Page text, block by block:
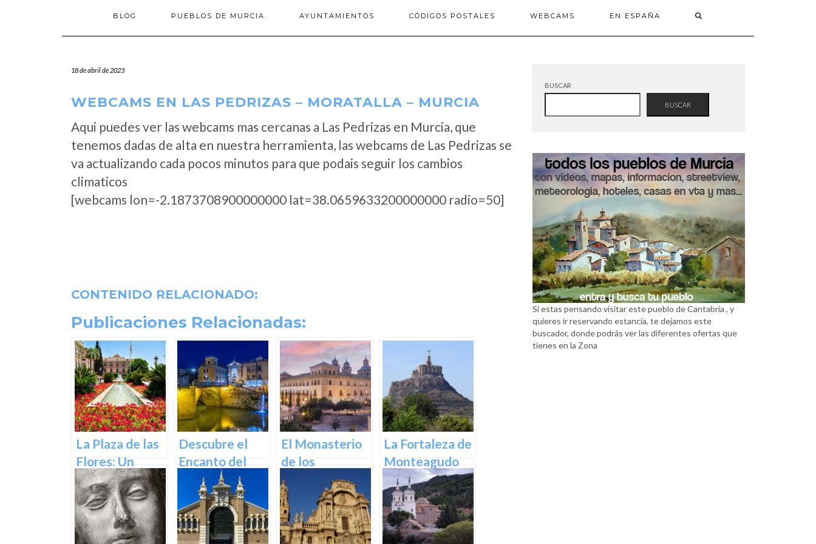
BLOG PUEBLOS DE MURCIA AYUNTAMIENTOS CÓDIGOS POSTALES WEBCAMS EN ESPAÑA
18 de abril de 2023
WEBCAMS EN LAS PEDRIZAS – MORATALLA – MURCIA
Aqui puedes ver las webcams mas cercanas a Las Pedrizas en Murcia, que
tenemos dadas de alta en nuestra herramienta, las webcams de Las Pedrizas se
va actualizando cada pocos minutos para que podais seguir los cambios
climaticos
[webcams lon=-2.1873708900000000 lat=38.0659633200000000 radio=50]
CONTENIDO RELACIONADO:
Publicaciones Relacionadas:
La Plaza de las
Flores: Un
Rincón de Color
en la Ciudad de
Murcia
Descubre el
Encanto del
Puente de los
Peligros en
Murcia: Un
Icono Histórico
El Monasterio
de los
Jerónimos en
Murcia: Un
tesoro
arquitectónico
La Fortaleza de
Monteagudo
BUSCAR
BUSCAR
Si estas pensando visitar este pueblo de Cantabria , y
quieres ir reservando estancia, te dejamos este
buscador, donde podrás ver las diferentes ofertas que
tienes en la Zona